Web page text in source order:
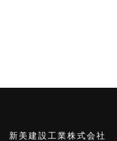
新美建設工業株式会社